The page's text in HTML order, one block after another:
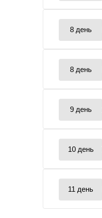
8 день
8 день
9 день
10 день
11 день